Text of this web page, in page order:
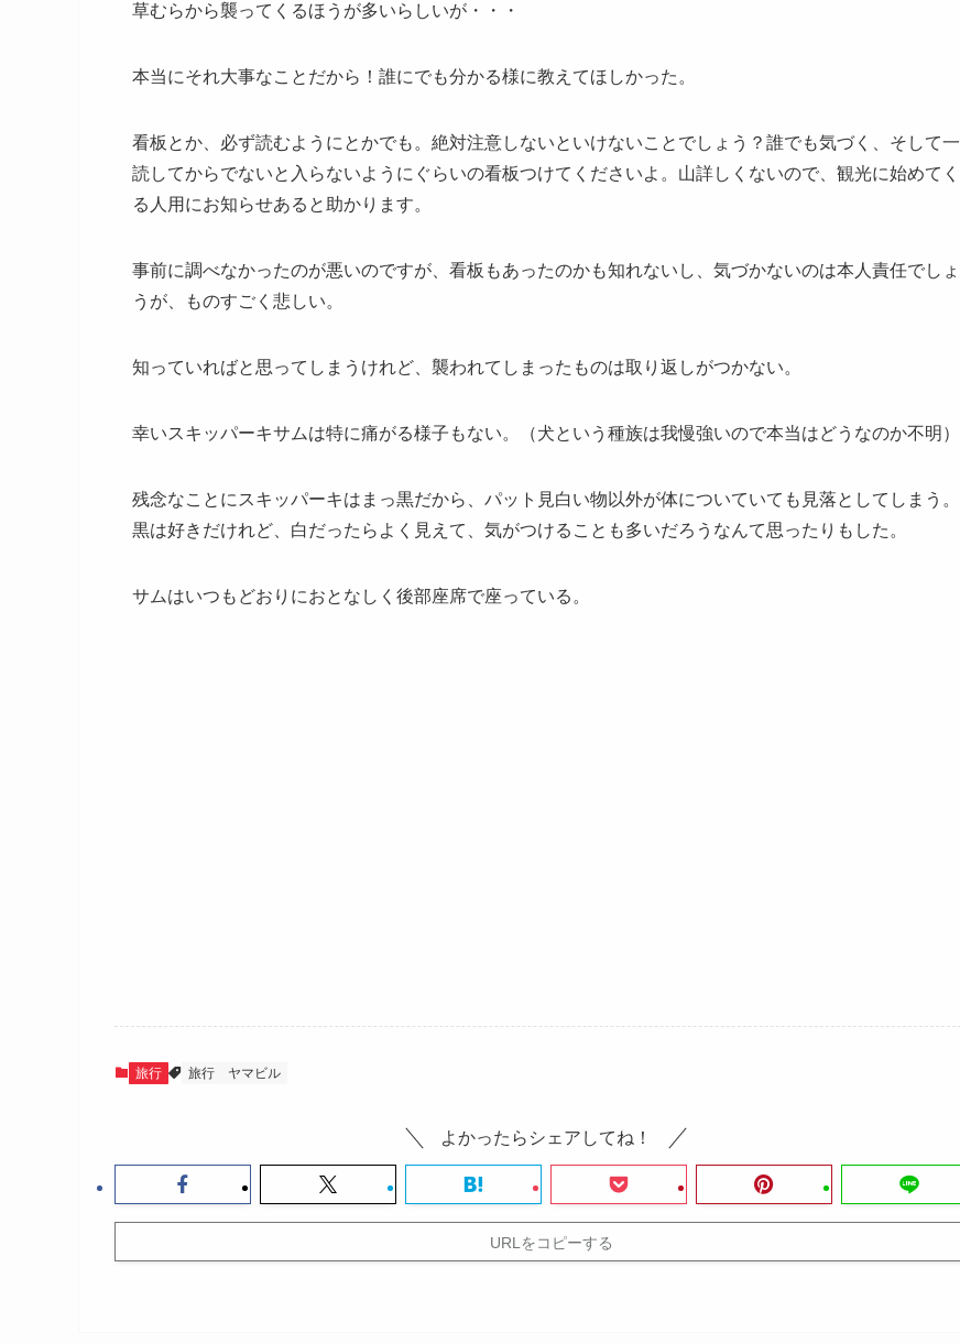
草むらから襲ってくるほうが多いらしいが・・・
本当にそれ大事なことだから！誰にでも分かる様に教えてほしかった。
看板とか、必ず読むようにとかでも。絶対注意しないといけないことでしょう？誰でも気づく、そして一
読してからでないと入らないようにぐらいの看板つけてくださいよ。山詳しくないので、観光に始めてく
る人用にお知らせあると助かります。
事前に調べなかったのが悪いのですが、看板もあったのかも知れないし、気づかないのは本人責任でしょ
うが、ものすごく悲しい。
知っていればと思ってしまうけれど、襲われてしまったものは取り返しがつかない。
幸いスキッパーキサムは特に痛がる様子もない。（犬という種族は我慢強いので本当はどうなのか不明）
残念なことにスキッパーキはまっ黒だから、パット見白い物以外が体についていても見落としてしまう。
黒は好きだけれど、白だったらよく見えて、気がつけることも多いだろうなんて思ったりもした。
サムはいつもどおりにおとなしく後部座席で座っている。
旅行 旅行 ヤマビル
よかったらシェアしてね！
URLをコピーする